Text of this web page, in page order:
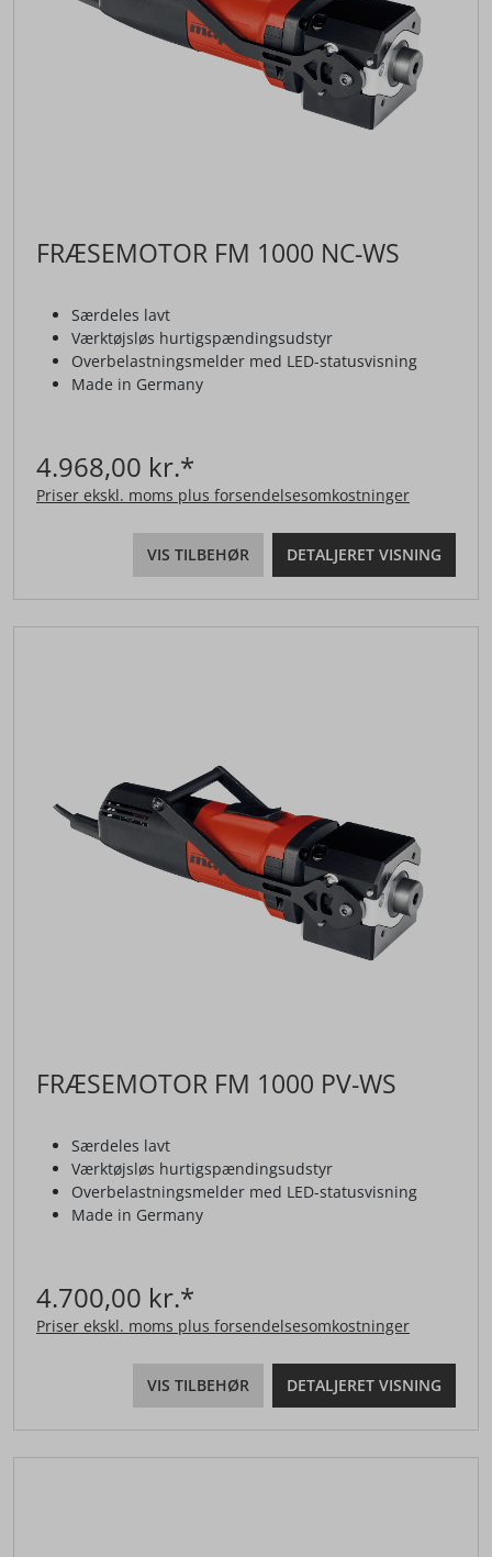
FRÆSEMOTOR FM 1000 NC-WS
Særdeles lavt
Værktøjsløs hurtigspændingsudstyr
Overbelastningsmelder med LED-statusvisning
Made in Germany
4.968,00 kr.*
Priser ekskl. moms plus forsendelsesomkostninger
VIS TILBEHØR DETALJERET VISNING
FRÆSEMOTOR FM 1000 PV-WS
Særdeles lavt
Værktøjsløs hurtigspændingsudstyr
Overbelastningsmelder med LED-statusvisning
Made in Germany
4.700,00 kr.*
Priser ekskl. moms plus forsendelsesomkostninger
VIS TILBEHØR DETALJERET VISNING